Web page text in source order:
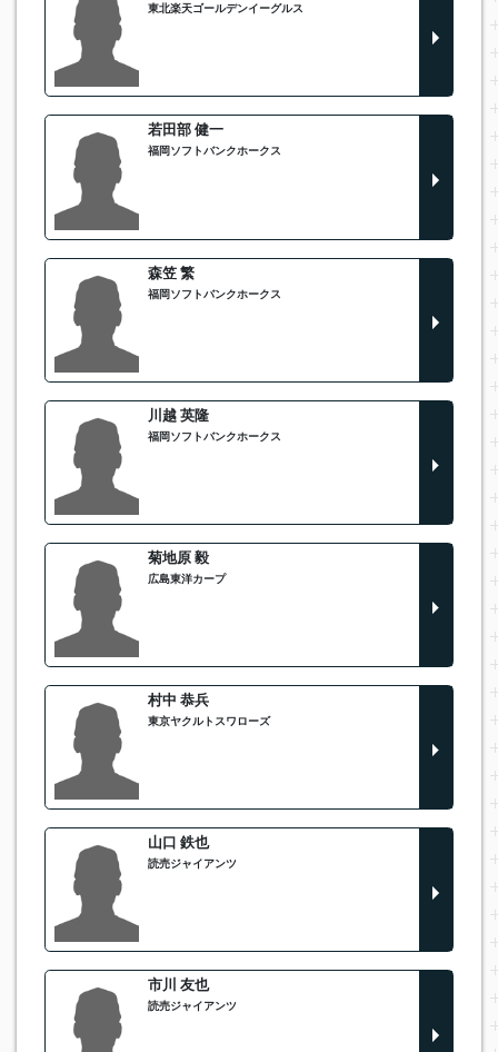
東北楽天ゴールデンイーグルス
若田部 健一
福岡ソフトバンクホークス
森笠 繁
福岡ソフトバンクホークス
川越 英隆
福岡ソフトバンクホークス
菊地原 毅
広島東洋カープ
村中 恭兵
東京ヤクルトスワローズ
山口 鉄也
読売ジャイアンツ
市川 友也
読売ジャイアンツ